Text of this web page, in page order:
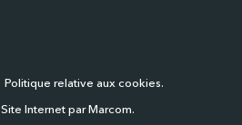
Politique relative aux cookies
Site Internet par Marcom